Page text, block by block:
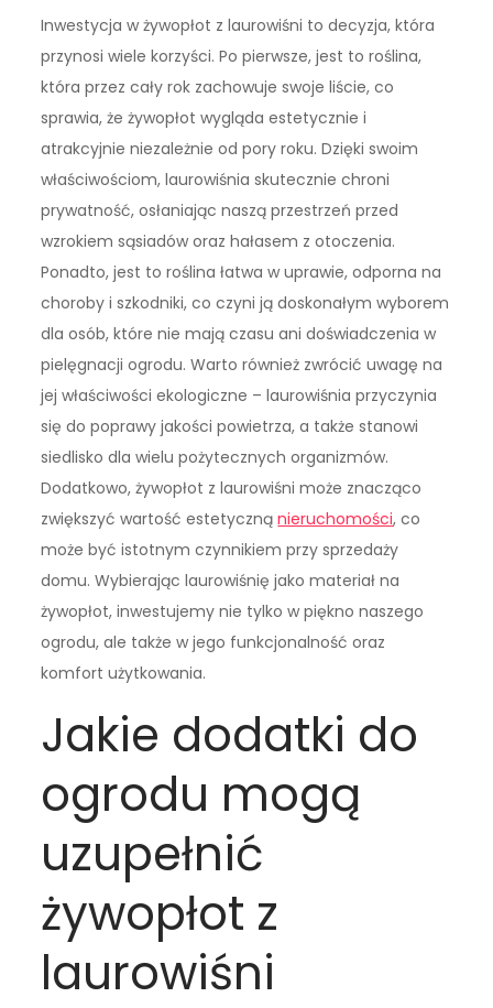
Inwestycja w żywopłot z laurowiśni to decyzja, która
przynosi wiele korzyści. Po pierwsze, jest to roślina,
która przez cały rok zachowuje swoje liście, co
sprawia, że żywopłot wygląda estetycznie i
atrakcyjnie niezależnie od pory roku. Dzięki swoim
właściwościom, laurowiśnia skutecznie chroni
prywatność, osłaniając naszą przestrzeń przed
wzrokiem sąsiadów oraz hałasem z otoczenia.
Ponadto, jest to roślina łatwa w uprawie, odporna na
choroby i szkodniki, co czyni ją doskonałym wyborem
dla osób, które nie mają czasu ani doświadczenia w
pielęgnacji ogrodu. Warto również zwrócić uwagę na
jej właściwości ekologiczne – laurowiśnia przyczynia
się do poprawy jakości powietrza, a także stanowi
siedlisko dla wielu pożytecznych organizmów.
Dodatkowo, żywopłot z laurowiśni może znacząco
zwiększyć wartość estetycznąnieruchomości, co
może być istotnym czynnikiem przy sprzedaży
domu. Wybierając laurowiśnię jako materiał na
żywopłot, inwestujemy nie tylko w piękno naszego
ogrodu, ale także w jego funkcjonalność oraz
komfort użytkowania.
Jakie dodatki do
ogrodu mogą
uzupełnić
żywopłot z
laurowiśni